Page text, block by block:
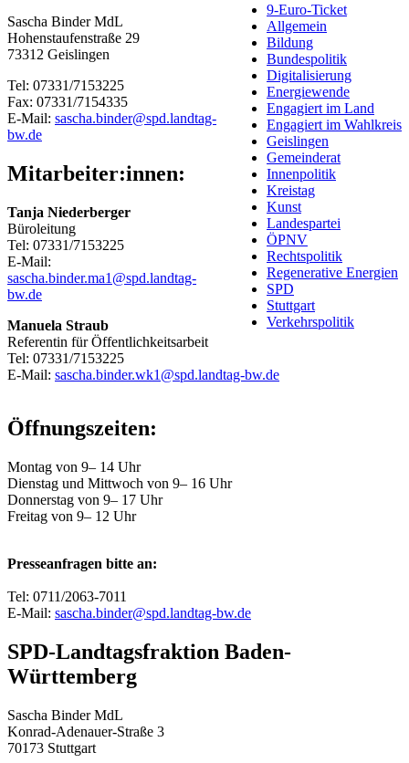
9-Euro-Ticket
Allgemein
Bildung
Bundespolitik
Digitalisierung
Energiewende
Engagiert im Land
Engagiert im Wahlkreis
Geislingen
Gemeinderat
Innenpolitik
Kreistag
Kunst
Landespartei
ÖPNV
Rechtspolitik
Regenerative Energien
SPD
Stuttgart
Verkehrspolitik
Sascha Binder MdL
Hohenstaufenstraße 29
73312 Geislingen
Tel: 07331/7153225
Fax: 07331/7154335
E-Mail: sascha.binder@spd.landtag-
bw.de
Mitarbeiter:innen:
Tanja Niederberger
Büroleitung
Tel: 07331/7153225
E-Mail:
sascha.binder.ma1@spd.landtag-
bw.de
Manuela Straub
Referentin für Öffentlichkeitsarbeit
Tel: 07331/7153225
E-Mail: sascha.binder.wk1@spd.landtag-bw.de
Öffnungszeiten:
Montag von 9– 14 Uhr
Dienstag und Mittwoch von 9– 16 Uhr
Donnerstag von 9– 17 Uhr
Freitag von 9– 12 Uhr
Presseanfragen bitte an:
Tel: 0711/2063-7011
E-Mail: sascha.binder@spd.landtag-bw.de
SPD-Landtagsfraktion Baden-
Württemberg
Sascha Binder MdL
Konrad-Adenauer-Straße 3
70173 Stuttgart